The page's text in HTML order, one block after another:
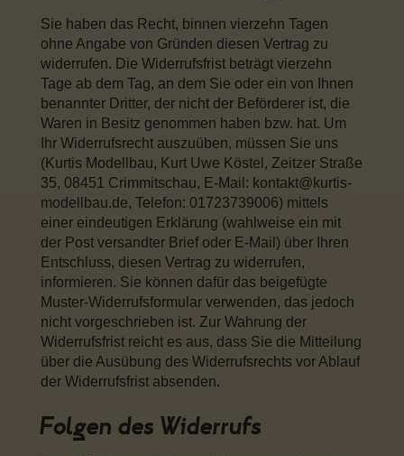
Sie haben das Recht, binnen vierzehn Tagen
ohne Angabe von Gründen diesen Vertrag zu
widerrufen. Die Widerrufsfrist beträgt vierzehn
Tage ab dem Tag, an dem Sie oder ein von Ihnen
benannter Dritter, der nicht der Beförderer ist, die
Waren in Besitz genommen haben bzw. hat. Um
Ihr Widerrufsrecht auszuüben, müssen Sie uns
(Kurtis Modellbau, Kurt Uwe Köstel, Zeitzer Straße
35, 08451 Crimmitschau, E-Mail: kontakt@kurtis-
modellbau.de, Telefon: 01723739006) mittels
einer eindeutigen Erklärung (wahlweise ein mit
der Post versandter Brief oder E-Mail) über Ihren
Entschluss, diesen Vertrag zu widerrufen,
informieren. Sie können dafür das beigefügte
Muster-Widerrufsformular verwenden, das jedoch
nicht vorgeschrieben ist. Zur Wahrung der
Widerrufsfrist reicht es aus, dass Sie die Mitteilung
über die Ausübung des Widerrufsrechts vor Ablauf
der Widerrufsfrist absenden.
Folgen des Widerrufs